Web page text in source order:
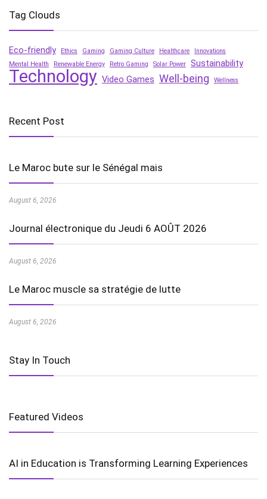
Tag Clouds
Eco-friendly Ethics Gaming Gaming Culture Healthcare
Innovations
Mental Health
Renewable Energy Retro Gaming Solar Power Sustainability
Technology Video Games Well-being Wellness
Recent Post
Le Maroc bute sur le Sénégal mais
August 6, 2026
Journal électronique du Jeudi 6 AOÛT 2026
August 6, 2026
Le Maroc muscle sa stratégie de lutte
August 6, 2026
Stay In Touch
Featured Videos
AI in Education is Transforming Learning Experiences